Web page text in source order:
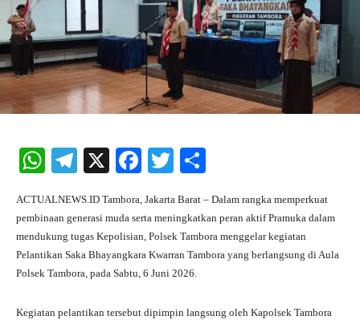
W
ts
A
pp
Te
gr
a
m
X
Fa
bo
ok
T
tte
r
re
ACTUALNEWS.ID Tambora, Jakarta Barat – Dalam rangka memperkuat
pembinaan generasi muda serta meningkatkan peran aktif Pramuka dalam
mendukung tugas Kepolisian, Polsek Tambora menggelar kegiatan
Pelantikan Saka Bhayangkara Kwarran Tambora yang berlangsung di Aula
Polsek Tambora, pada Sabtu, 6 Juni 2026.
Kegiatan pelantikan tersebut dipimpin langsung oleh Kapolsek Tambora